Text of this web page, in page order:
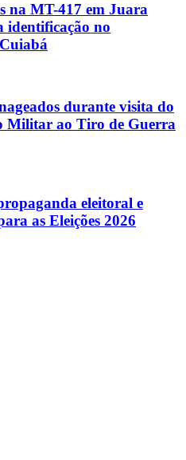
na MT-417 em Juara
identificação no
durante visita do
Militar ao Tiro de Guerra
eleitoral e
as Eleições 2026